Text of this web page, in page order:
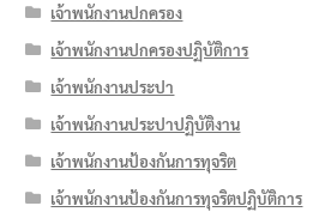
เจ้าพนักงานปกครอง
เจ้าพนักงานปกครองปฏิบัติการ
เจ้าพนักงานประปา
เจ้าพนักงานประปาปฏิบัติงาน
เจ้าพนักงานป้องกันการทุจริต
เจ้าพนักงานป้องกันการทุจริตปฏิบัติการ